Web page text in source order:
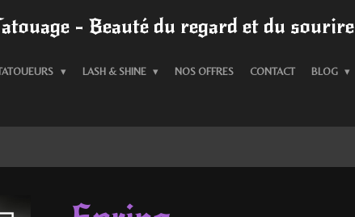
- Beauté du regard et du sourire
LASH & SHINE NOS OFFRES CONTACT BLOG